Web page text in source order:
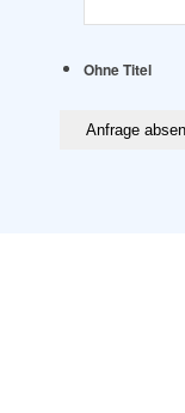
Ohne Titel